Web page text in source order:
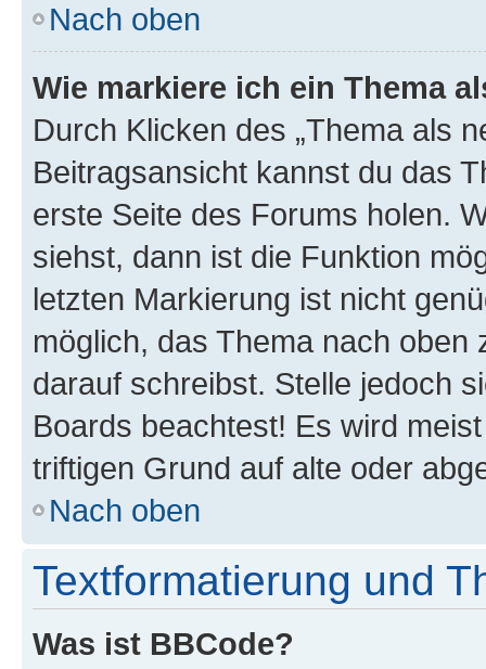
Nach oben
Wie markiere ich ein Thema
Durch Klicken des „Thema als
Beitragsansicht kannst du das
erste Seite des Forums holen.
siehst, dann ist die Funktion
letzten Markierung ist nicht
möglich, das Thema nach oben
darauf schreibst. Stelle jedoch
Boards beachtest! Es wird
triftigen Grund auf alte oder
Nach oben
Textformatierung und
Was ist BBCode?